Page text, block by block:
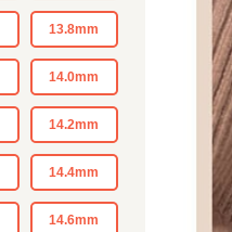
13.8mm
14.0mm
14.2mm
14.4mm
14.6mm